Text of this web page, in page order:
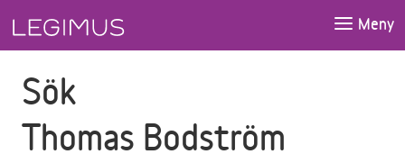
Meny
Sök
Thomas Bodström